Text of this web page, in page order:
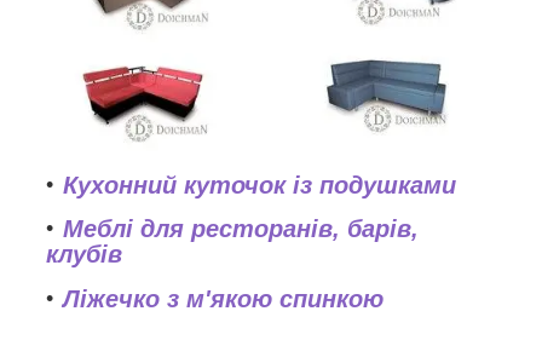
Кухонний куточок із подушками
Меблі для ресторанів, барів,
клубів
Ліжечко з м'якою спинкою